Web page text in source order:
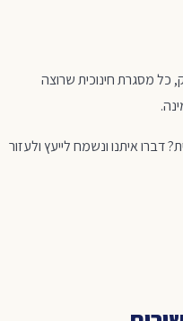
כל מסגרת חינוכית שרוצה
דברו איתנו ונשמח לייעץ ולעזור